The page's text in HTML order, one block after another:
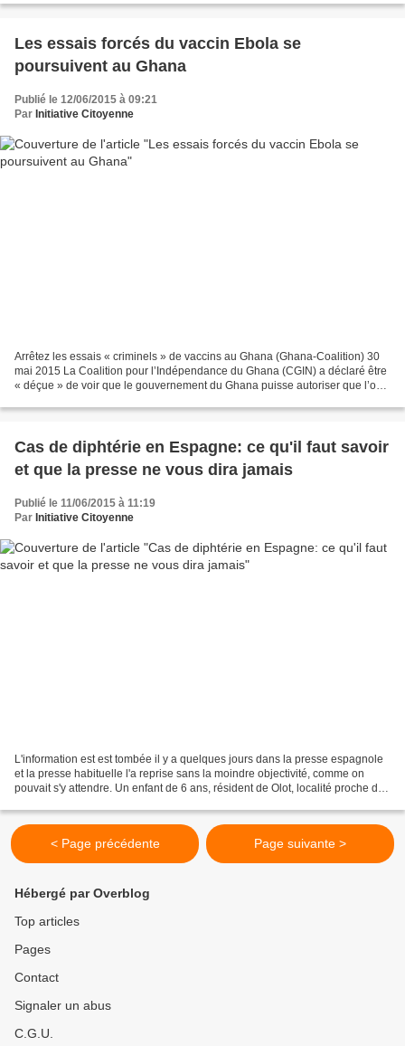
Les essais forcés du vaccin Ebola se
poursuivent au Ghana
Publié le 12/06/2015 à 09:21
Par Initiative Citoyenne
Arrêtez les essais « criminels » de vaccins au Ghana (Ghana-Coalition) 30
mai 2015 La Coalition pour l’Indépendance du Ghana (CGIN) a déclaré être
« déçue » de voir que le gouvernement du Ghana puisse autoriser que l’on
Cas de diphtérie en Espagne: ce qu'il faut savoir
et que la presse ne vous dira jamais
Publié le 11/06/2015 à 11:19
Par Initiative Citoyenne
L'information est est tombée il y a quelques jours dans la presse espagnole
et la presse habituelle l'a reprise sans la moindre objectivité, comme on
pouvait s'y attendre. Un enfant de 6 ans, résident de Olot, localité proche de
< Page précédente Page suivante >
Hébergé par Overblog
Top articles
Pages
Contact
Signaler un abus
C.G.U.